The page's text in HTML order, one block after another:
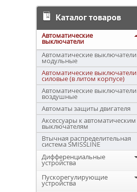
Каталог товаров
Автоматические
выключатели
Автоматические выключатели
модульные
Автоматические выключатели
силовые (в литом корпусе)
Автоматические выключатели
воздушные
Автоматы защиты двигателя
Аксессуары к автоматическим
выключателям
Втычная распределительная
система SMISSLINE
Дифференциальные
устройства
Пускорегулирующие
устройства